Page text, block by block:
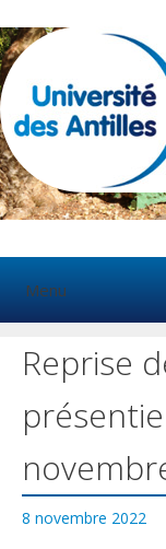
au
contenu
Menu
Reprise
8 novembre 2022